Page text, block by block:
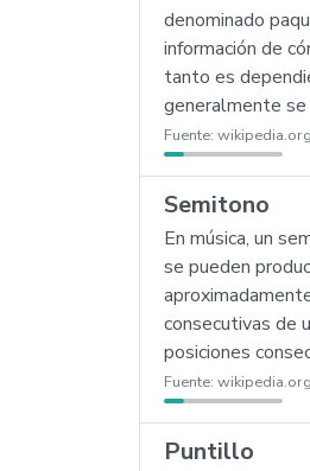
denominado
información de
tanto es
generalmente
Fuente: wikipedia.org
Semitono
En música, un
se pueden
consecutivas de
posiciones
Fuente: wikipedia.org
Puntillo